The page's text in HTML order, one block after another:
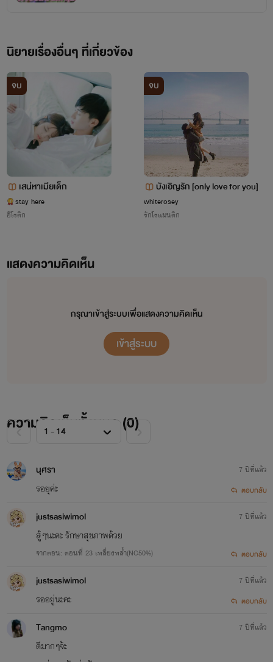
นิยายเรื่องอื่นๆ ที่เกี่ยวข้อง
จบ
เสน่หาเมียเด็ก
stay here
อีโรติก
จบ
บังเอิญรัก [only love for you]
whiterosey
รักโรแมนติก
แสดงความคิดเห็น
กรุณาเข้าสู่ระบบเพื่อแสดงความคิดเห็น
เข้าสู่ระบบ
ความคิดเห็นทั้งหมด (0)
นุศรา
รอยุค่ะ
7 ปีที่แล้ว
ตอบกลับ
justsasiwimol
สู้ๆนะคะ รักษาสุขภาพด้วย
จากตอน: ตอนที่ 23 เพลี่ยงพล้ำ(NC50%)
7 ปีที่แล้ว
ตอบกลับ
justsasiwimol
รออยู่นะคะ
7 ปีที่แล้ว
ตอบกลับ
Tangmo
ดีมากๆจ้ะ
7 ปีที่แล้ว